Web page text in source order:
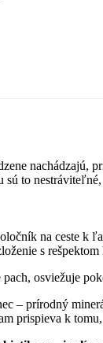
nachádzajú,
to
na ceste k
s rešpektom
osviežuje
– prírodný
prispieva k